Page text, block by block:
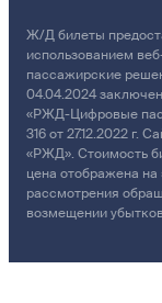
Ж/Д билеты
использованием
пассажирские
04.04.2024
«РЖД-Цифровые
316 от 27.12.2022 г.
«РЖД». Стоимость
цена отображена
рассмотрения
возмещении